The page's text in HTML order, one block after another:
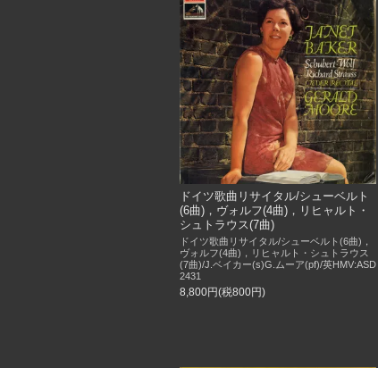
ドイツ歌曲リサイタル/シューベルト
(6曲)，ヴォルフ(4曲)，リヒャルト・
シュトラウス(7曲)
ドイツ歌曲リサイタル/シューベルト(6曲)，
ヴォルフ(4曲)，リヒャルト・シュトラウス
(7曲)/J.ベイカー(s)G.ムーア(pf)/英HMV:ASD
2431
8,800円(税800円)